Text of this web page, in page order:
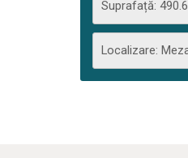
Suprafață:
Localizare: